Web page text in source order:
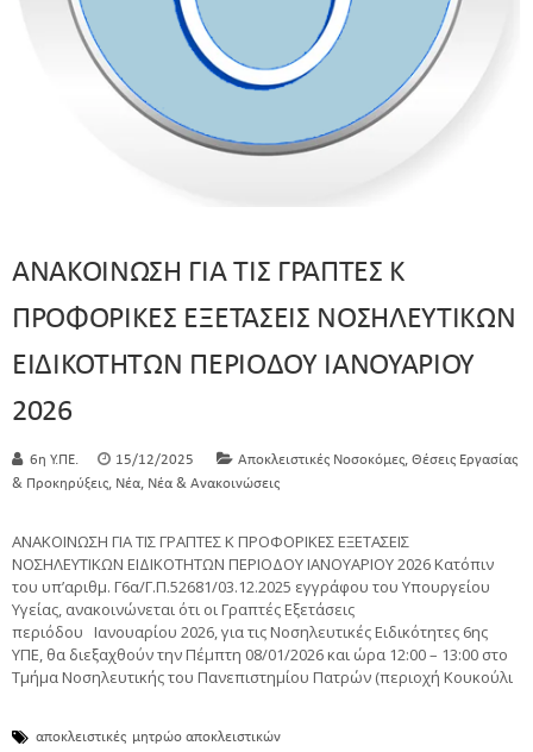
ΑΝΑΚΟΙΝΩΣΗ ΓΙΑ ΤΙΣ ΓΡΑΠΤΕΣ Κ
ΠΡΟΦΟΡΙΚΕΣ ΕΞΕΤΑΣΕΙΣ ΝΟΣΗΛΕΥΤΙΚΩΝ
ΕΙΔΙΚΟΤΗΤΩΝ ΠΕΡΙΟΔΟΥ ΙΑΝΟΥΑΡΙΟΥ
2026
6η Υ.ΠΕ. 15/12/2025 Αποκλειστικές Νοσοκόμες Θέσεις Εργασίας
& Προκηρύξεις Νέα Νέα & Ανακοινώσεις
ΑΝΑΚΟΙΝΩΣΗ ΓΙΑ ΤΙΣ ΓΡΑΠΤΕΣ Κ ΠΡΟΦΟΡΙΚΕΣ ΕΞΕΤΑΣΕΙΣ
ΝΟΣΗΛΕΥΤΙΚΩΝ ΕΙΔΙΚΟΤΗΤΩΝ ΠΕΡΙΟΔΟΥ ΙΑΝΟΥΑΡΙΟΥ 2026 Κατόπιν
του υπ’αριθμ. Γ6α/Γ.Π.52681/03.12.2025 εγγράφου του Υπουργείου
Υγείας, ανακοινώνεται ότι οι Γραπτές Εξετάσεις
περιόδου Ιανουαρίου 2026, για τις Νοσηλευτικές Ειδικότητες 6ης
ΥΠΕ, θα διεξαχθούν την Πέμπτη 08/01/2026 και ώρα 12:00 – 13:00 στο
Τμήμα Νοσηλευτικής του Πανεπιστημίου Πατρών (περιοχή Κουκούλι
αποκλειστικές μητρώο αποκλειστικών